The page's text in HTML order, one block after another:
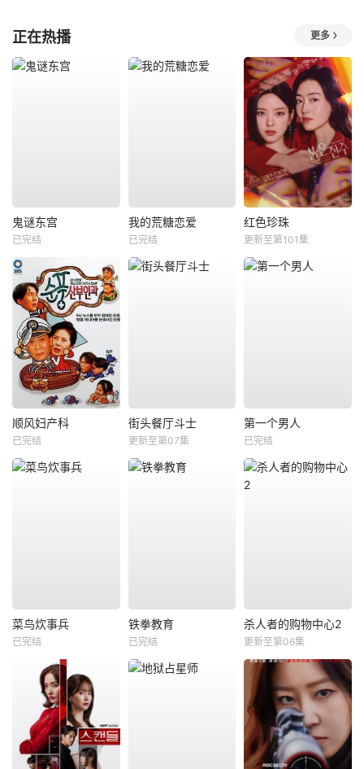
正在热播 更多
鬼谜东宫
已完结
我的荒糖恋爱
已完结
红色珍珠
更新至第101集
顺风妇产科
已完结
街头餐厅斗士
更新至第07集
第一个男人
已完结
菜鸟炊事兵
已完结
铁拳教育
已完结
杀人者的购物中心2
更新至第06集